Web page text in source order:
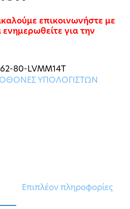
επικοινωνήστε με
για την
80-LVMM14T
ΟΘΟΝΕΣ ΥΠΟΛΟΓΙΣΤΩΝ
Επιπλέον πληροφορίες